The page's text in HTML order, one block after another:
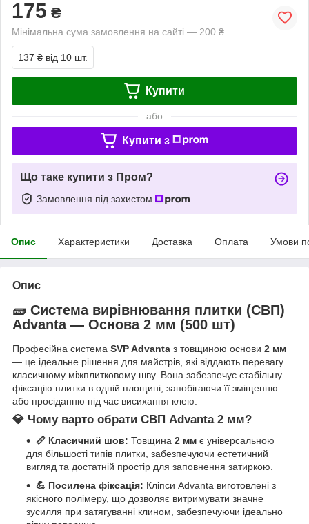
175 ₴
Мінімальна сума замовлення на сайті — 200 ₴
137 ₴ від 10 шт.
Купити
або
Купити з
Що таке купити з Пром?
Замовлення під захистом
Опис Характеристики Доставка Оплата Умови
Опис
🧱 Система вирівнювання плитки (СВП)
Advanta — Основа 2 мм (500 шт)
Професійна система SVP Advanta з товщиною основи 2 мм
— це ідеальне рішення для майстрів, які віддають перевагу
класичному міжплитковому шву. Вона забезпечує стабільну
фіксацію плитки в одній площині, запобігаючи її зміщенню
або просіданню під час висихання клею.
💎 Чому варто обрати СВП Advanta 2 мм?
📏 Класичний шов: Товщина 2 мм є універсальною
для більшості типів плитки, забезпечуючи естетичний
вигляд та достатній простір для заповнення затиркою.
💪 Посилена фіксація: Кліпси Advanta виготовлені з
якісного полімеру, що дозволяє витримувати значне
зусилля при затягуванні клином, забезпечуючи ідеально